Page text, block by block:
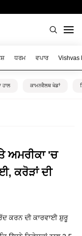
ਧਰਮ ਵਪਾਰ Vishvas
ਹਾਲ ਕਾਮਨਵੈਲਥ ਖੇਡਾਂ
ਅਮਰੀਕਾ 'ਚ
ਕਰੋੜਾਂ ਦੀ
ਕਰਨ ਦੀ ਕਾਰਵਾਈ ਸ਼ੁਰੂ